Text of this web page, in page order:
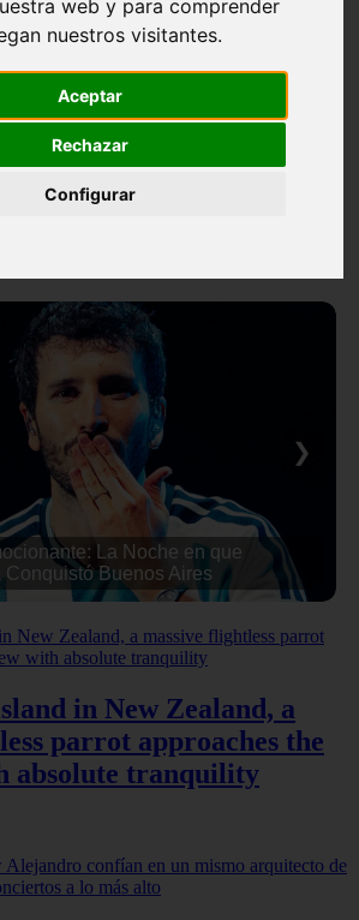
web y para comprender
nuestros visitantes.
Aceptar
Rechazar
Configurar
La Noche en que
Conquistó Buenos Aires
❯
in New Zealand, a
parrot approaches the
absolute tranquility